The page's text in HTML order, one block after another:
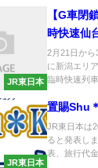
JR東日本
【G車閉
時快速仙
2月21日か
に新潟エリ
臨時快速列
JR東日本
置賜Shu
JR東日本は
ると発表し
表、旅行代